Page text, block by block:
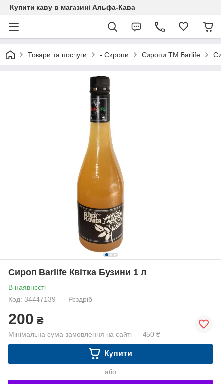
Купити каву в магазині Альфа-Кава
Товари та послуги - Сиропи Сиропи ТМ Barlife
Сироп Barlife Квітка Бузини 1 л
В наявності
Код: 34447139
Роздріб
200 ₴
Мінімальна сума замовлення на сайті — 450 ₴
Купити
або